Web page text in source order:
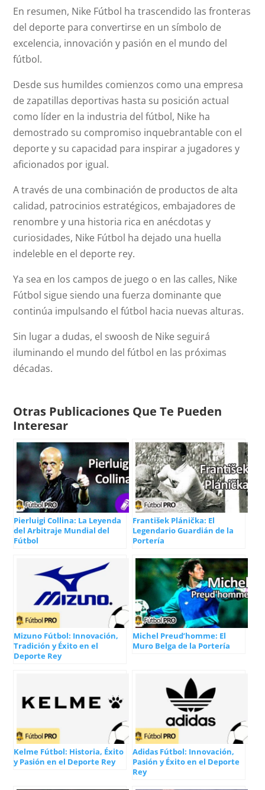
En resumen, Nike Fútbol ha trascendido las fronteras
del deporte para convertirse en un símbolo de
excelencia, innovación y pasión en el mundo del
fútbol.
Desde sus humildes comienzos como una empresa
de zapatillas deportivas hasta su posición actual
como líder en la industria del fútbol, Nike ha
demostrado su compromiso inquebrantable con el
deporte y su capacidad para inspirar a jugadores y
aficionados por igual.
A través de una combinación de productos de alta
calidad, patrocinios estratégicos, embajadores de
renombre y una historia rica en anécdotas y
curiosidades, Nike Fútbol ha dejado una huella
indeleble en el deporte rey.
Ya sea en los campos de juego o en las calles, Nike
Fútbol sigue siendo una fuerza dominante que
continúa impulsando el fútbol hacia nuevas alturas.
Sin lugar a dudas, el swoosh de Nike seguirá
iluminando el mundo del fútbol en las próximas
décadas.
Otras Publicaciones Que Te Pueden
Interesar
Pierluigi Collina: La Leyenda
del Arbitraje Mundial del
Fútbol
František Plánička: El
Legendario Guardián de la
Portería
Mizuno Fútbol: Innovación,
Tradición y Éxito en el
Deporte Rey
Michel Preud’homme: El
Muro Belga de la Portería
Kelme Fútbol: Historia, Éxito
y Pasión en el Deporte Rey
Adidas Fútbol: Innovación,
Pasión y Éxito en el Deporte
Rey